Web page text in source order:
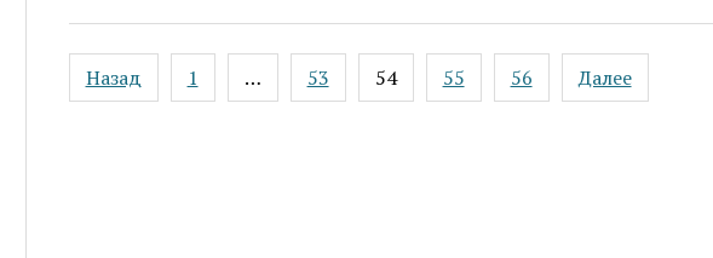
Пагинация
записей
Назад 1 … 53 54 55 56 Далее